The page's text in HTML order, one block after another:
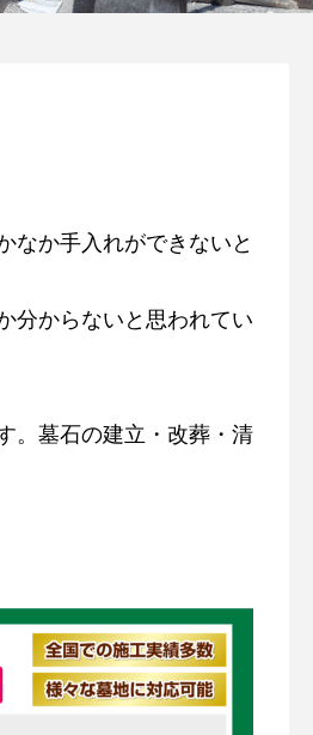
なか手入れができないと
分からないと思われてい
。墓石の建立・改葬・清